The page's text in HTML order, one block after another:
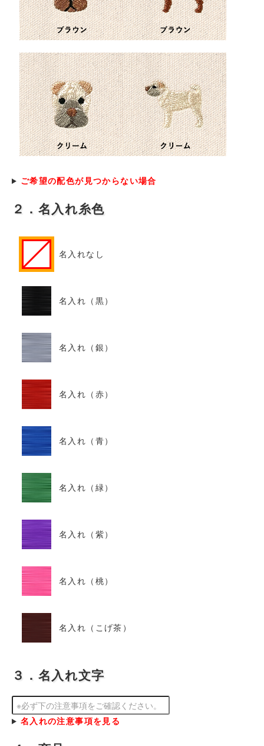
ご希望の配色が見つからない場合
２．名入れ糸色
名入れなし
名入れ（黒）
名入れ（銀）
名入れ（赤）
名入れ（青）
名入れ（緑）
名入れ（紫）
名入れ（桃）
名入れ（こげ茶）
３．名入れ文字
名入れの注意事項を見る